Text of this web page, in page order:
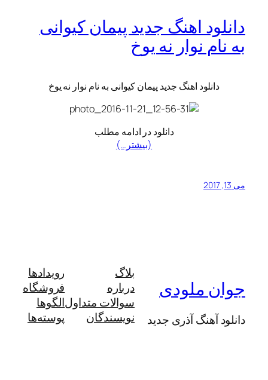
دانلود اهنگ جدید پیمان کیوانی
به نام نوار نه یوخ
دانلود اهنگ جدید پیمان کیوانی به نام نوار نه یوخ
دانلود در ادامه مطلب
(بیشتر…)
می 13, 2017
جوان ملودی
دانلود آهنگ آذری جدید
بلاگ
درباره
سوالات متداول
نویسندگان
رویدادها
فروشگاه
الگوها
پوسته‌ها